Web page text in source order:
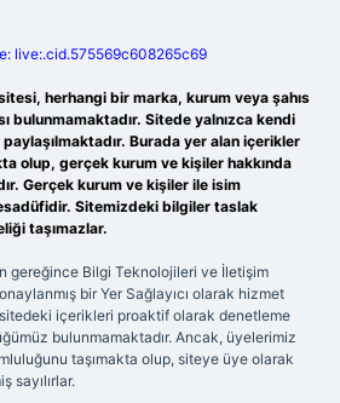
live:.cid.575569c608265c69
herhangi bir marka, kurum veya şahıs
bulunmamaktadır. Sitede yalnızca kendi
paylaşılmaktadır. Burada yer alan içerikler
olup, gerçek kurum ve kişiler hakkında
Gerçek kurum ve kişiler ile isim
Sitemizdeki bilgiler taslak
taşımazlar.
gereğince Bilgi Teknolojileri ve İletişim
bir Yer Sağlayıcı olarak hizmet
içerikleri proaktif olarak denetleme
bulunmamaktadır. Ancak, üyelerimiz
taşımakta olup, siteye üye olarak
sayılırlar.